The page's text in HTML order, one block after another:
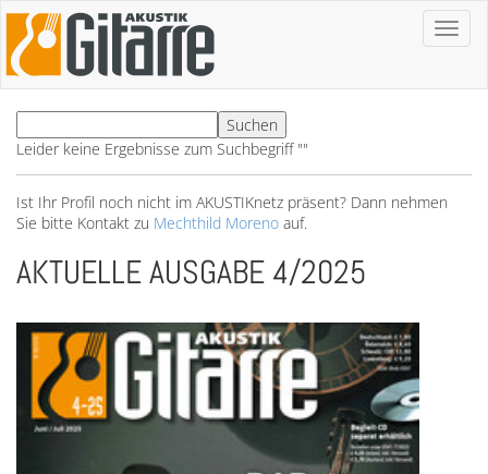
Toggle
Leider keine Ergebnisse zum Suchbegriff ""
Ist Ihr Profil noch nicht im AKUSTIKnetz präsent? Dann nehmen
Sie bitte Kontakt zu Mechthild Moreno auf.
AKTUELLE AUSGABE 4/2025